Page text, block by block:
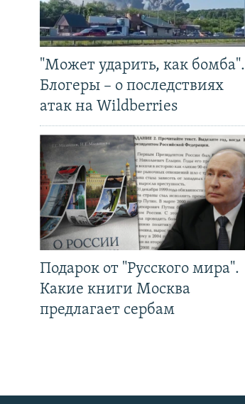
"Может ударить, как бомба".
Блогеры – о последствиях
атак на Wildberries
Подарок от "Русского мира".
Какие книги Москва
предлагает сербам